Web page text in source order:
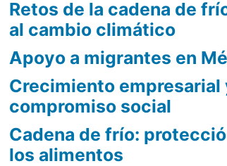
Retos de la cadena de
al cambio climático
Apoyo a migrantes en
Crecimiento empresarial
compromiso social
Cadena de frío:
los alimentos